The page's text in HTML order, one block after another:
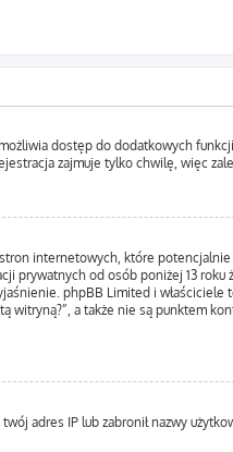
dostęp do dodatkowych
zajmuje tylko chwilę, więc
internetowych, które
prywatnych od osób poniżej 13 roku
phpBB Limited i właściciele
witryną?”, a także nie są punktem
adres IP lub zabronił nazwy